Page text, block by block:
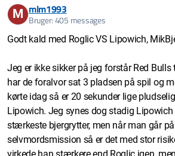
M mlm1993
Bruger: 405 messages
Godt kald med Roglic VS Lipowich,
Jeg er ikke sikker på jeg forstår Red
har de foralvor sat 3 pladsen på spil og
kørte idag så er 20 sekunder lige
Lipowich. Jeg synes dog stadig Lipowich
stærkeste bjergrytter, men når man går
selvmordsmission så er det med stor